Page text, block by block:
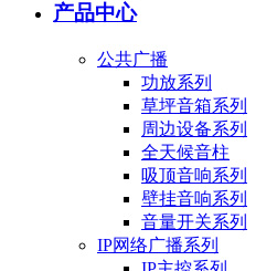
产品中心
公共广播
功放系列
草坪音箱系列
周边设备系列
全天候音柱
吸顶音响系列
壁挂音响系列
音量开关系列
IP网络广播系列